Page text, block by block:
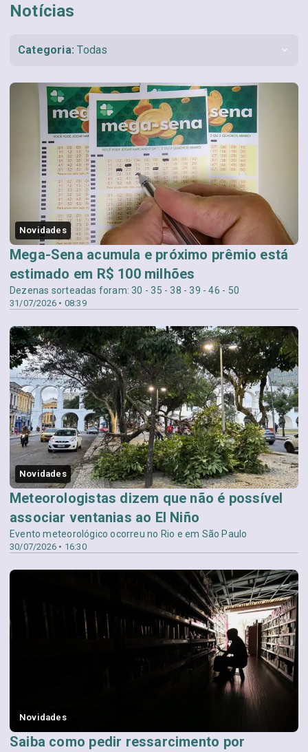
Notícias
Categoria: Todas
Novidades
31/07/2026 • 08:39
Mega-Sena acumula e próximo prêmio está
estimado em R$ 100 milhões
Dezenas sorteadas foram: 30 - 35 - 38 - 39 - 46 - 50
Novidades
30/07/2026 • 16:30
Meteorologistas dizem que não é possível
associar ventanias ao El Niño
Evento meteorológico ocorreu no Rio e em São Paulo
Novidades
Saiba como pedir ressarcimento por